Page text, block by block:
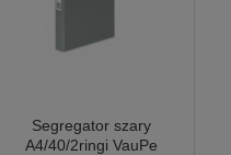
Segregator szary
A4/40/2ringi VauPe